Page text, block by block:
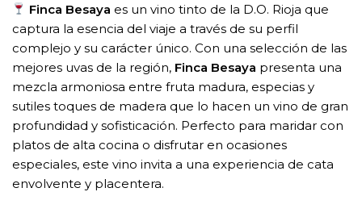
Finca Besaya es un vino tinto de la D.O. Rioja que
captura la esencia del viaje a través de su perfil
complejo y su carácter único. Con una selección de las
mejores uvas de la región, Finca Besaya presenta una
mezcla armoniosa entre fruta madura, especias y
sutiles toques de madera que lo hacen un vino de gran
profundidad y sofisticación. Perfecto para maridar con
platos de alta cocina o disfrutar en ocasiones
especiales, este vino invita a una experiencia de cata
envolvente y placentera.